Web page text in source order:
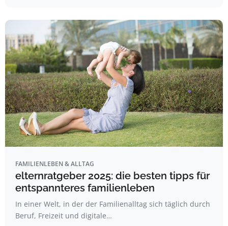
FAMILIENLEBEN & ALLTAG
elternratgeber 2025: die besten tipps für
entspannteres familienleben
In einer Welt, in der der Familienalltag sich täglich durch
Beruf, Freizeit und digitale…